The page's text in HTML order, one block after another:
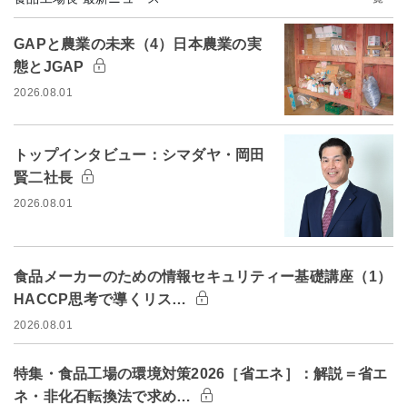
GAPと農業の未来（4）日本農業の実
態とJGAP
2026.08.01
トップインタビュー：シマダヤ・岡田
賢二社長
2026.08.01
食品メーカーのための情報セキュリティー基礎講座（1）
HACCP思考で導くリス…
2026.08.01
特集・食品工場の環境対策2026［省エネ］：解説＝省エ
ネ・非化石転換法で求め…